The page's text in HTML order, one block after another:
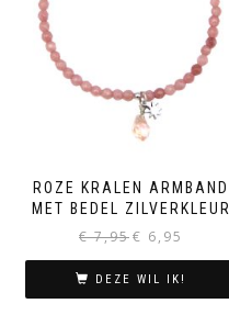
ROZE KRALEN ARMBAND
MET BEDEL ZILVERKLEUR
€7,95 Oorspronkelijke
was:
€ 7,95.
€ 6,95
is:
€ 6,95.
DEZE WIL IK!